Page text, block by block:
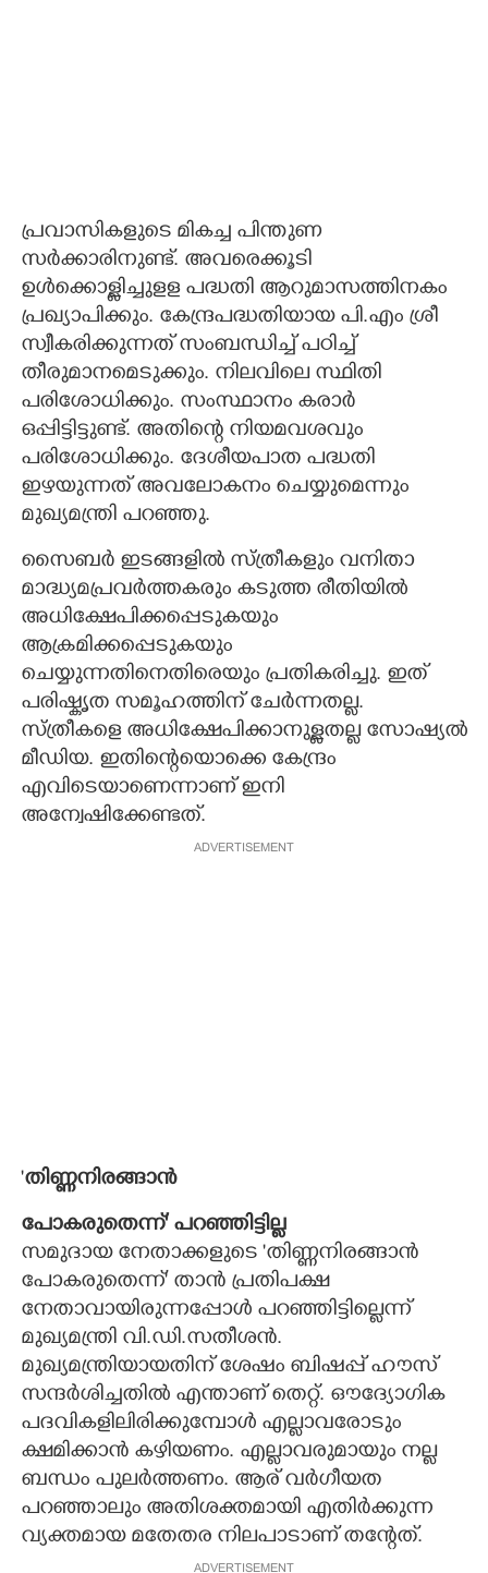
പ്രവാസികളുടെ മികച്ച പിന്തുണ
സർക്കാരിനുണ്ട്. അവരെക്കൂടി
ഉൾക്കൊള്ളിച്ചുളള പദ്ധതി ആറുമാസത്തിനകം
പ്രഖ്യാപിക്കും. കേന്ദ്രപദ്ധതിയായ പി.എം ശ്രീ
സ്വീകരിക്കുന്നത് സംബന്ധിച്ച് പഠിച്ച്
തീരുമാനമെടുക്കും. നിലവിലെ സ്ഥിതി
പരിശോധിക്കും. സംസ്ഥാനം കരാർ
ഒപ്പിട്ടിട്ടുണ്ട്. അതിന്റെ നിയമവശവും
പരിശോധിക്കും. ദേശീയപാത പദ്ധതി
ഇഴയുന്നത് അവലോകനം ചെയ്യുമെന്നും
മുഖ്യമന്ത്രി പറഞ്ഞു.
സൈബർ ഇടങ്ങളിൽ സ്ത്രീകളും വനിതാ
മാദ്ധ്യമപ്രവർത്തകരും കടുത്ത രീതിയിൽ
അധിക്ഷേപിക്കപ്പെടുകയും
ആക്രമിക്കപ്പെടുകയും
ചെയ്യുന്നതിനെതിരെയും പ്രതികരിച്ചു. ഇത്
പരിഷ്കൃത സമൂഹത്തിന് ചേർന്നതല്ല.
സ്ത്രീകളെ അധിക്ഷേപിക്കാനുള്ളതല്ല സോഷ്യൽ
മീഡ‌ിയ. ഇതിന്റെയൊക്കെ കേന്ദ്രം
എവിടെയാണെന്നാണ് ഇനി
അന്വേഷിക്കേണ്ടത്.
ADVERTISEMENT
'തിണ്ണനിരങ്ങാൻ
പോകരുതെന്ന്' പറഞ്ഞിട്ടില്ല
സമുദായ നേതാക്കളുടെ 'തിണ്ണനിരങ്ങാൻ
പോകരുതെന്ന്' താൻ പ്രതിപക്ഷ
നേതാവായിരുന്നപ്പോൾ പറഞ്ഞിട്ടില്ലെന്ന്
മുഖ്യമന്ത്രി വി.ഡി.സതീശൻ.
മുഖ്യമന്ത്രിയായതിന് ശേഷം ബിഷപ്പ് ഹൗസ്
സന്ദർശിച്ചതിൽ എന്താണ് തെറ്റ്. ഔദ്യോഗിക
പദവികളിലിരിക്കുമ്പോൾ എല്ലാവരോടും
ക്ഷമിക്കാൻ കഴിയണം. എല്ലാവരുമായും നല്ല
ബന്ധം പുലർത്തണം. ആര് വർഗീയത
പറഞ്ഞാലും അതിശക്തമായി എതിർക്കുന്ന
വ്യക്തമായ മതേതര നിലപാടാണ് തന്റേത്.
ADVERTISEMENT